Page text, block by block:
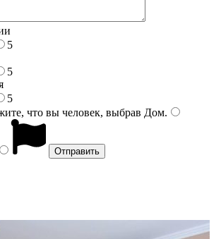
5
5
5
что вы человек, выбрав Дом.